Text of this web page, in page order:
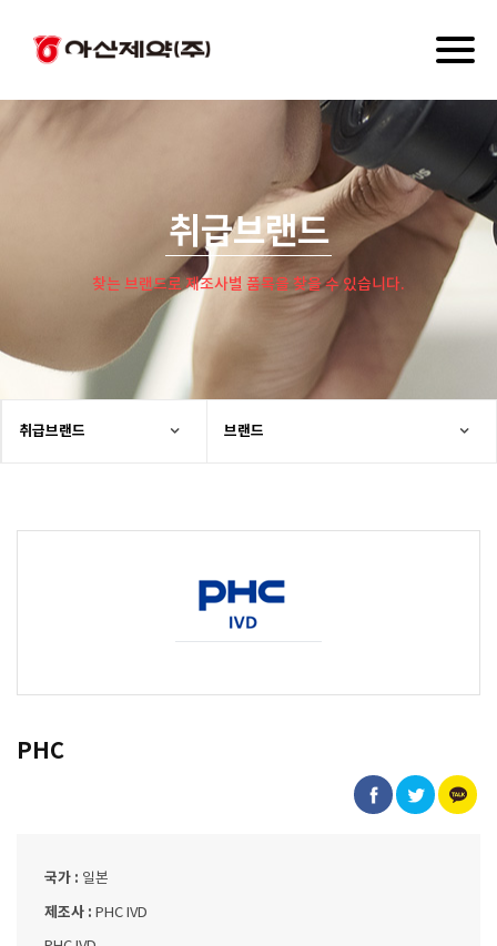
취급브랜드
찾는 브랜드로 제조사별 품목을 찾을 수 있습니다.
취급브랜드 브랜드
PHC
국가 : 일본
제조사 : PHC IVD